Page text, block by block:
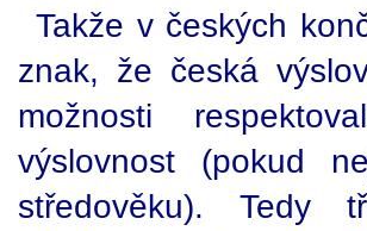
Takže v českých
znak, že česká
možnosti
výslovnost (pokud
středověku). Tedy